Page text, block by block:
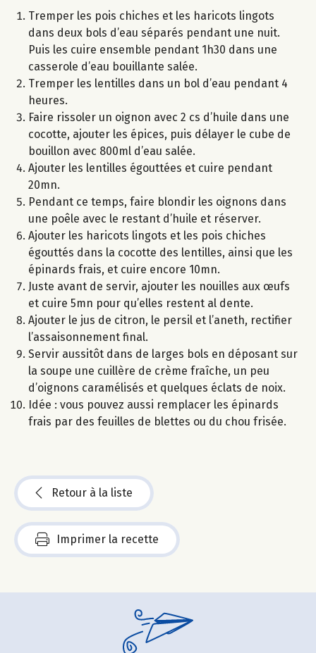
Tremper les pois chiches et les haricots lingots
dans deux bols d’eau séparés pendant une nuit.
Puis les cuire ensemble pendant 1h30 dans une
casserole d’eau bouillante salée.
Tremper les lentilles dans un bol d’eau pendant 4
heures.
Faire rissoler un oignon avec 2 cs d’huile dans une
cocotte, ajouter les épices, puis délayer le cube de
bouillon avec 800ml d’eau salée.
Ajouter les lentilles égouttées et cuire pendant
20mn.
Pendant ce temps, faire blondir les oignons dans
une poêle avec le restant d’huile et réserver.
Ajouter les haricots lingots et les pois chiches
égouttés dans la cocotte des lentilles, ainsi que les
épinards frais, et cuire encore 10mn.
Juste avant de servir, ajouter les nouilles aux œufs
et cuire 5mn pour qu’elles restent al dente.
Ajouter le jus de citron, le persil et l’aneth, rectifier
l’assaisonnement final.
Servir aussitôt dans de larges bols en déposant sur
la soupe une cuillère de crème fraîche, un peu
d’oignons caramélisés et quelques éclats de noix.
Idée : vous pouvez aussi remplacer les épinards
frais par des feuilles de blettes ou du chou frisée.
Retour à la liste
Imprimer la recette